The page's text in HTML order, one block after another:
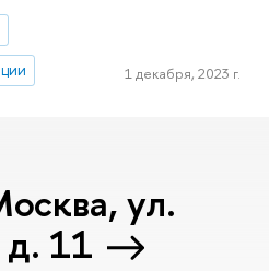
1 декабря, 2023 г.
ул.
11